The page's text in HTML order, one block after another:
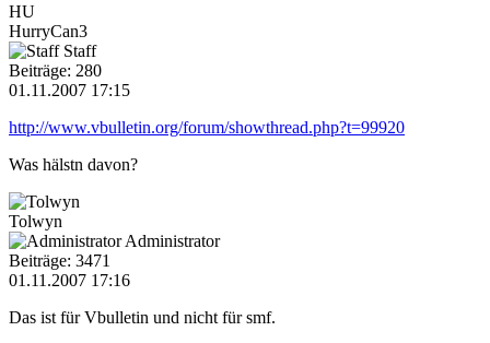
HU
HurryCan3
Staff
Beiträge: 280
01.11.2007 17:15
http://www.vbulletin.org/forum/showthread.php?t=99920
Was hälstn davon?
Tolwyn
Administrator
Beiträge: 3471
01.11.2007 17:16
Das ist für Vbulletin und nicht für smf.